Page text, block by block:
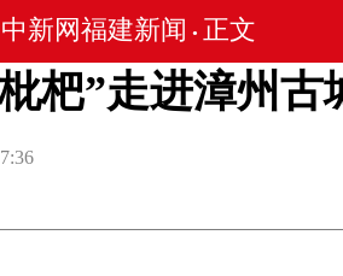
中新网福建新闻 • 正文
杷”走进漳州古